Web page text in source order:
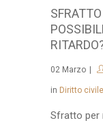
02 Marzo
in Diritto civile
Sfratto per